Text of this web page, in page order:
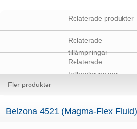
Relaterade produkter
Relaterade
tillämpningar
Relaterade
fallbeskrivningar
Fler produkter
Belzona 4521 (Magma-Flex Fluid)